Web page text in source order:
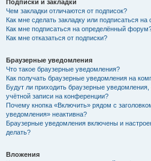
Подписки и закладки
Чем закладки отличаются от подписок?
Как мне сделать закладку или подписаться
Как мне подписаться на определённый
Как мне отказаться от подписки?
Браузерные уведомления
Что такое браузерные уведомления?
Как получать браузерные уведомления на
Будут ли приходить браузерные
учётной записи на конференции?
Почему кнопка «Включить» рядом с
уведомления» неактивна?
Браузерные уведомления включены и
делать?
Вложения